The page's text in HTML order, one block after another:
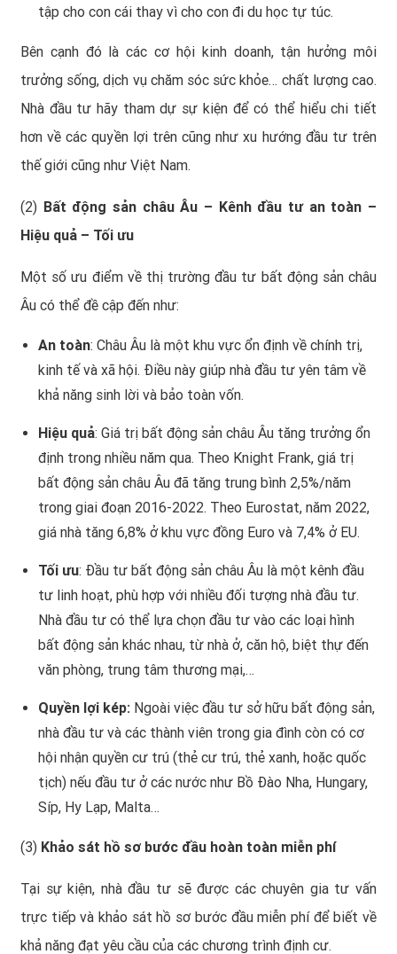
tập cho con cái thay vì cho con đi du học tự túc.
Bên cạnh đó là các cơ hội kinh doanh, tận hưởng môi
trưởng sống, dịch vụ chăm sóc sức khỏe… chất lượng cao.
Nhà đầu tư hãy tham dự sự kiện để có thể hiểu chi tiết
hơn về các quyền lợi trên cũng như xu hướng đầu tư trên
thế giới cũng như Việt Nam.
(2) Bất động sản châu Âu – Kênh đầu tư an toàn –
Hiệu quả – Tối ưu
Một số ưu điểm về thị trường đầu tư bất động sản châu
Âu có thể đề cập đến như:
An toàn: Châu Âu là một khu vực ổn định về chính trị,
kinh tế và xã hội. Điều này giúp nhà đầu tư yên tâm về
khả năng sinh lời và bảo toàn vốn.
Hiệu quả: Giá trị bất động sản châu Âu tăng trưởng ổn
định trong nhiều năm qua. Theo Knight Frank, giá trị
bất động sản châu Âu đã tăng trung bình 2,5%/năm
trong giai đoạn 2016-2022. Theo Eurostat, năm 2022,
giá nhà tăng 6,8% ở khu vực đồng Euro và 7,4% ở EU.
Tối ưu: Đầu tư bất động sản châu Âu là một kênh đầu
tư linh hoạt, phù hợp với nhiều đối tượng nhà đầu tư.
Nhà đầu tư có thể lựa chọn đầu tư vào các loại hình
bất động sản khác nhau, từ nhà ở, căn hộ, biệt thự đến
văn phòng, trung tâm thương mại,…
Quyền lợi kép: Ngoài việc đầu tư sở hữu bất động sản,
nhà đầu tư và các thành viên trong gia đình còn có cơ
hội nhận quyền cư trú (thẻ cư trú, thẻ xanh, hoặc quốc
tịch) nếu đầu tư ở các nước như Bồ Đào Nha, Hungary,
Síp, Hy Lạp, Malta…
(3) Khảo sát hồ sơ bước đầu hoàn toàn miễn phí
Tại sự kiện, nhà đầu tư sẽ được các chuyên gia tư vấn
trực tiếp và khảo sát hồ sơ bước đầu miễn phí để biết về
khả năng đạt yêu cầu của các chương trình định cư.